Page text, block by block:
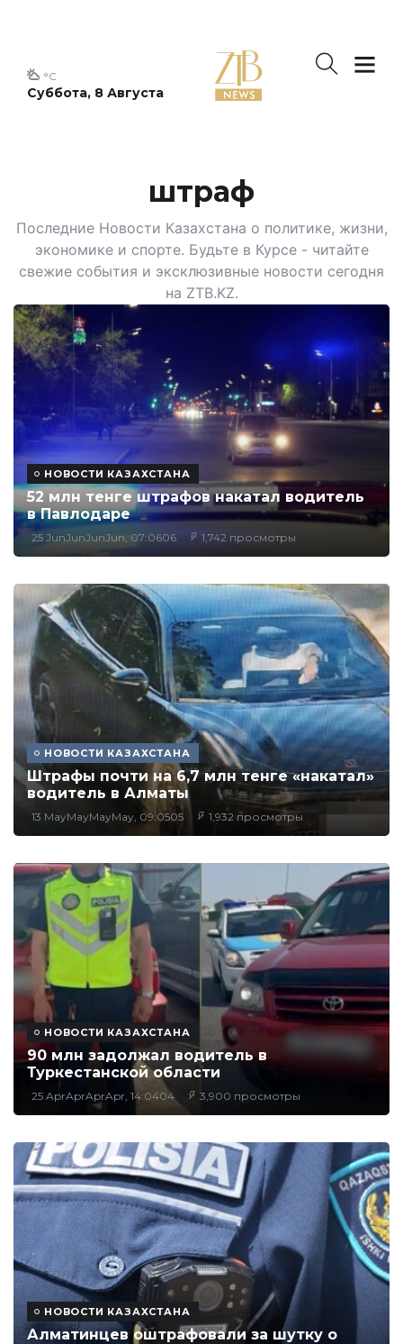
Суббота, 8 Августа
°C
штраф
Последние Новости Казахстана о политике, жизни,
экономике и спорте. Будьте в Курсе - читайте
свежие события и эксклюзивные новости сегодня
на ZTB.KZ.
НОВОСТИ КАЗАХСТАНА
52 млн тенге штрафов накатал водитель
в Павлодаре
25 JunJunJunJun, 07:0606 1,742 просмотры
НОВОСТИ КАЗАХСТАНА
Штрафы почти на 6,7 млн тенге «накатал»
водитель в Алматы
13 MayMayMayMay, 09:0505 1,932 просмотры
НОВОСТИ КАЗАХСТАНА
90 млн задолжал водитель в
Туркестанской области
25 AprAprAprApr, 14:0404 3,900 просмотры
НОВОСТИ КАЗАХСТАНА
Алматинцев оштрафовали за шутку о